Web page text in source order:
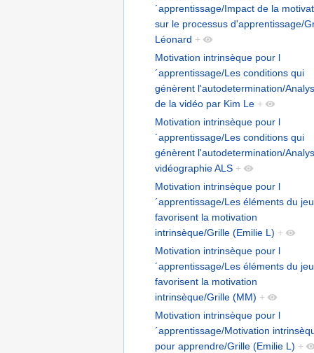
´apprentissage/Impact de la
sur le processus d'apprentissage/
Léonard +
Motivation intrinsèque pour l
´apprentissage/Les conditions qui
génèrent l'autodetermination/
de la vidéo par Kim Le +
Motivation intrinsèque pour l
´apprentissage/Les conditions qui
génèrent l'autodetermination/
vidéographie ALS +
Motivation intrinsèque pour l
´apprentissage/Les éléments du
favorisent la motivation
intrinsèque/Grille (Emilie L) +
Motivation intrinsèque pour l
´apprentissage/Les éléments du
favorisent la motivation
intrinsèque/Grille (MM) +
Motivation intrinsèque pour l
´apprentissage/Motivation
pour apprendre/Grille (Emilie L) +